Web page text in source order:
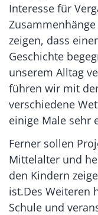
Interesse für
zeigen, dass
Geschichte
unserem Alltag
führen wir mit
verschiedene
einige Male sehr
Ferner sollen
Mittelalter und
den Kindern
ist.Des Weiteren
Schule und